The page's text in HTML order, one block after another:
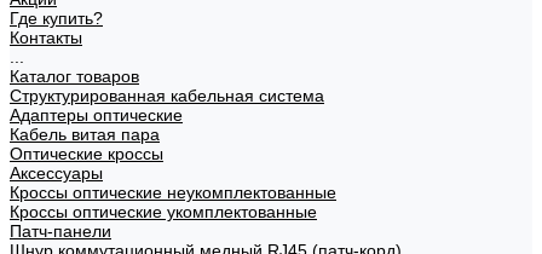
Где купить?
Контакты
Каталог товаров
Структурированная кабельная система
Адаптеры оптические
Кабель витая пара
Оптические кроссы
Аксессуары
Кроссы оптические неукомплектованные
Кроссы оптические укомплектованные
Патч-панели